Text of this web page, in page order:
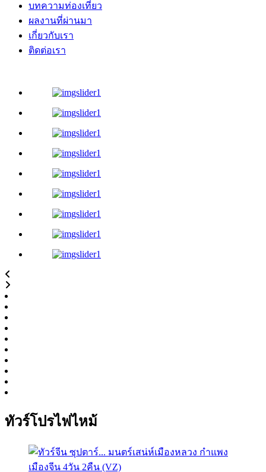
บทความท่องเที่ยว
ผลงานที่ผ่านมา
เกี่ยวกับเรา
ติดต่อเรา
ทัวร์โปรไฟไหม้